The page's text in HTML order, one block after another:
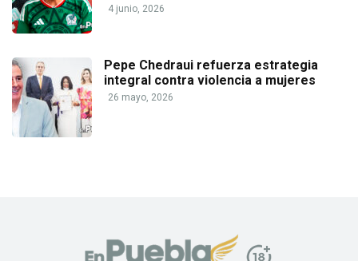
4 junio, 2026
Pepe Chedraui refuerza estrategia
integral contra violencia a mujeres
26 mayo, 2026